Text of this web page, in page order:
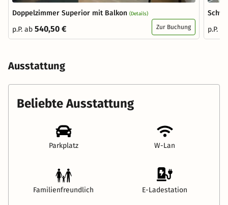
Doppelzimmer Superior mit Balkon (Details)
p.P. ab 540,50 € Zur Buchung
p.P.
Ausstattung
Beliebte Ausstattung
Parkplatz W-Lan
Familienfreundlich E-Ladestation